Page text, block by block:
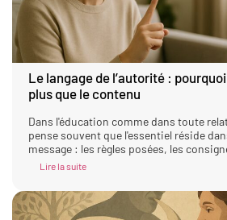
Le langage de l’autorité :
plus que le contenu
Dans l'éducation comme dans toute
pense souvent que l'essentiel réside
message : les règles posées, les
Lire la suite